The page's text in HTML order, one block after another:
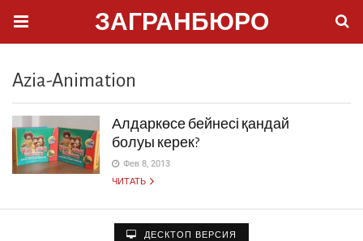
ЗАГРАНБЮРО
Azia-Animation
Алдаркөсе бейнесі қандай
болуы керек?
Фев 8, 2013
ЧИТАТЬ
ДЕСКТОП ВЕРСИЯ